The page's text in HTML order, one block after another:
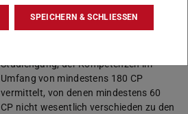
1. Abschluss des
B.Sc. Informatik
der TU Darmstadt
Studiengang, der Kompetenzen im
Umfang von mindestens 180 CP
vermittelt, von denen mindestens 60
CP nicht wesentlich verschieden zu den
SPEICHERN & SCHLIESSEN